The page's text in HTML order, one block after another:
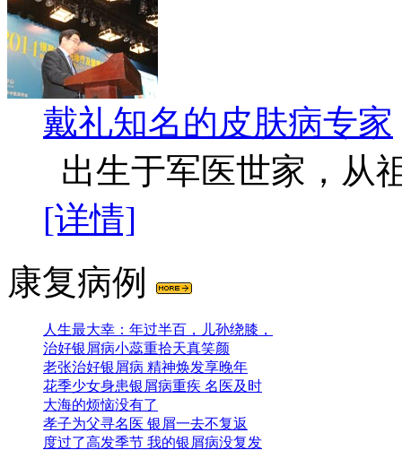
戴礼知名的皮肤病专家
出生于军医世家，从
[详情]
康复病例
人生最大幸：年过半百，儿孙绕膝，
治好银屑病小蕊重拾天真笑颜
老张治好银屑病 精神焕发享晚年
花季少女身患银屑病重疾 名医及时
大海的烦恼没有了
孝子为父寻名医 银屑一去不复返
度过了高发季节 我的银屑病没复发